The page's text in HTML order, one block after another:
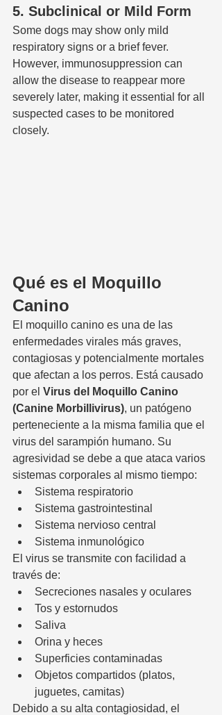
5. Subclinical or Mild Form
Some dogs may show only mild
respiratory signs or a brief fever.
However, immunosuppression can
allow the disease to reappear more
severely later, making it essential for all
suspected cases to be monitored
closely.
Qué es el Moquillo
Canino
El moquillo canino es una de las
enfermedades virales más graves,
contagiosas y potencialmente mortales
que afectan a los perros. Está causado
por el Virus del Moquillo Canino
(Canine Morbillivirus), un patógeno
perteneciente a la misma familia que el
virus del sarampión humano. Su
agresividad se debe a que ataca varios
sistemas corporales al mismo tiempo:
Sistema respiratorio
Sistema gastrointestinal
Sistema nervioso central
Sistema inmunológico
El virus se transmite con facilidad a
través de:
Secreciones nasales y oculares
Tos y estornudos
Saliva
Orina y heces
Superficies contaminadas
Objetos compartidos (platos,
juguetes, camitas)
Debido a su alta contagiosidad, el